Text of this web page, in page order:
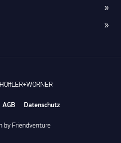
AGB Datenschutz
by Friendventure